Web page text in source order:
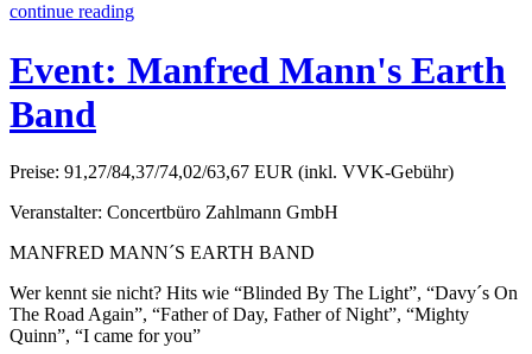
continue reading
Event: Manfred Mann's Earth
Band
Preise: 91,27/84,37/74,02/63,67 EUR (inkl. VVK-Gebühr)
Veranstalter: Concertbüro Zahlmann GmbH
MANFRED MANN´S EARTH BAND
Wer kennt sie nicht? Hits wie “Blinded By The Light”, “Davy´s On
The Road Again”, “Father of Day, Father of Night”, “Mighty
Quinn”, “I came for you”